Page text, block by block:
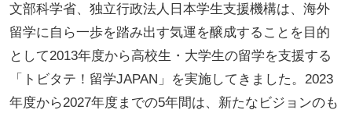
文部科学省、独立行政法人日本学生支援機構は、海外
留学に自ら一歩を踏み出す気運を醸成することを目的
として2013年度から高校生・大学生の留学を支援する
「トビタテ！留学JAPAN」を実施してきました。2023
年度から2027年度までの5年間は、新たなビジョンのも